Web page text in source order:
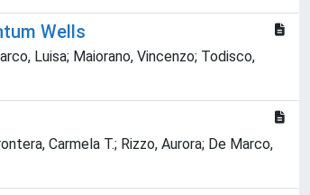
Wells
Luisa; Maiorano, Vincenzo; Todisco,
Carmela T.; Rizzo, Aurora; De Marco,